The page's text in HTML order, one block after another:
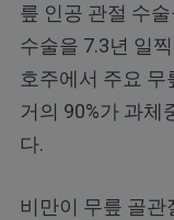
릎 인공 관절 수
수술을 7.3년 일
호주에서 주요 무
거의 90%가 과체
다.
비만이 무릎 골관